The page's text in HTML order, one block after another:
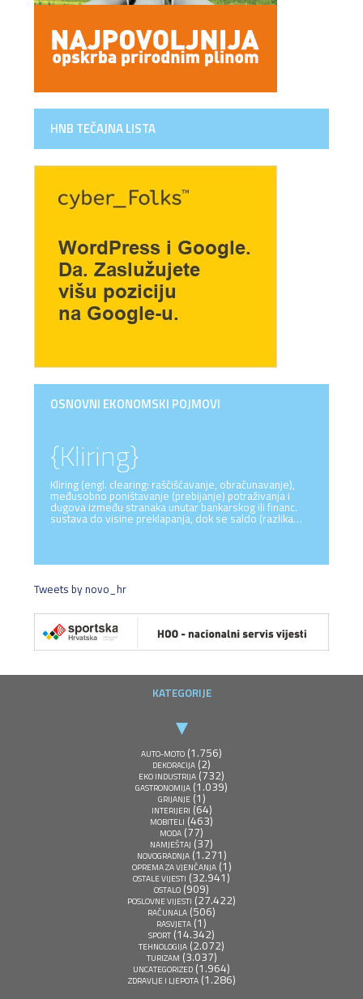
HNB TEČAJNA LISTA
OSNOVNI EKONOMSKI POJMOVI
{Kliring}
Kliring (engl. clearing: raščišćavanje, obračunavanje),
međusobno poništavanje (prebijanje) potraživanja i
dugova između stranaka unutar bankarskog ili financ.
sustava do visine preklapanja, dok se saldo (razlika…
Tweets by novo_hr
KATEGORIJE
AUTO-MOTO (1.756)
DEKORACIJA (2)
EKO INDUSTRIJA (732)
GASTRONOMIJA (1.039)
GRIJANJE(1)
INTERIJERI (64)
MOBITELI (463)
MODA (77)
NAMJEŠTAJ (37)
NOVOGRADNJA(1.271)
OPREMA ZA VJENČANJA(1)
OSTALE VIJESTI (32.941)
OSTALO (909)
POSLOVNE VIJESTI (27.422)
RAČUNALA (506)
RASVJETA(1)
SPORT (14.342)
TEHNOLOGIJA (2.072)
TURIZAM (3.037)
UNCATEGORIZED (1.964)
ZDRAVLJE I LJEPOTA(1.286)